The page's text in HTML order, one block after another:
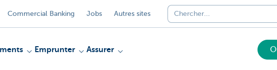
Commercial Banking Jobs Autres sites
Emprunter Assurer